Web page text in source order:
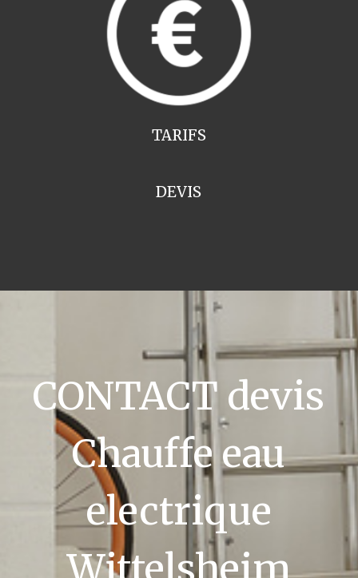
TARIFS
DEVIS
CONTACT devis
Chauffe eau
electrique
Wittelsheim